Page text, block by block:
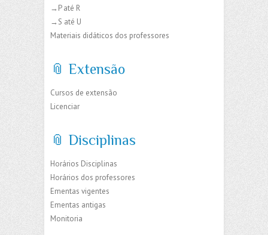
→P até R
→S até U
Materiais didáticos dos professores
📎 Extensão
Cursos de extensão
Licenciar
📎 Disciplinas
Horários Disciplinas
Horários dos professores
Ementas vigentes
Ementas antigas
Monitoria